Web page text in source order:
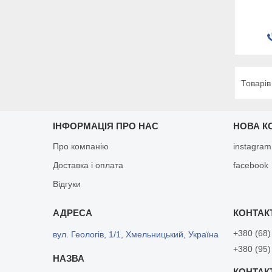
ІНФОРМАЦІЯ ПРО НАС
Про компанію
Доставка і оплата
Відгуки
НОВА
instagram
facebook
вул. Геологів, 1/1, Хмельницький, Україна
+380
+380